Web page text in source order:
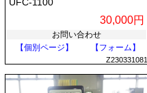
30,000円
お問い合わせ
【個別ページ】
【フォーム】
Z230331081